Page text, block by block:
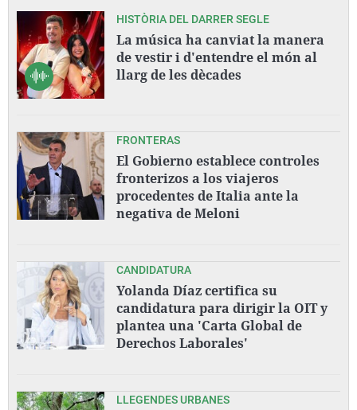
HISTÒRIA DEL DARRER SEGLE
La música ha canviat la manera
de vestir i d'entendre el món al
llarg de les dècades
FRONTERAS
El Gobierno establece controles
fronterizos a los viajeros
procedentes de Italia ante la
negativa de Meloni
CANDIDATURA
Yolanda Díaz certifica su
candidatura para dirigir la OIT y
plantea una 'Carta Global de
Derechos Laborales'
LLEGENDES URBANES